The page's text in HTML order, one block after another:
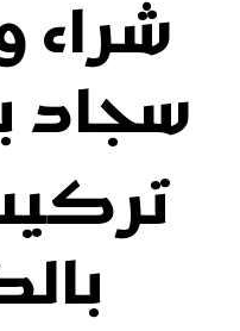
شراء
سجاد